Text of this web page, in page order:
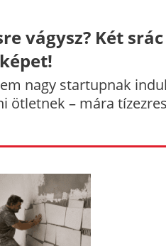
vágysz? Két srác
nagy startupnak
ötletnek – mára